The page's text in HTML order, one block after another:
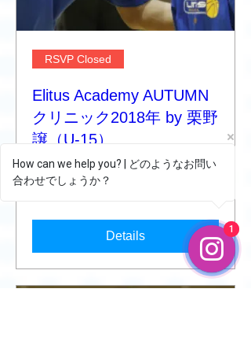
RSVP Closed
Elitus Academy AUTUMN
クリニック2018年 by 栗野
譲（U-15）
Sun, Nov 18
More info
Details
1
How can we help you? | どのようなお問い
合わせでしょうか？
1